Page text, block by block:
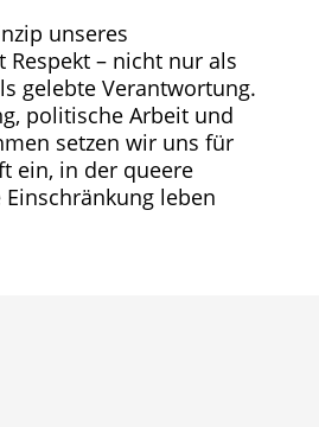
unseres
Respekt – nicht nur als
gelebte Verantwortung.
politische Arbeit und
setzen wir uns für
ein, in der queere
leben